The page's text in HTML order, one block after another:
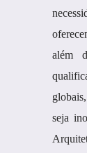
além
seja